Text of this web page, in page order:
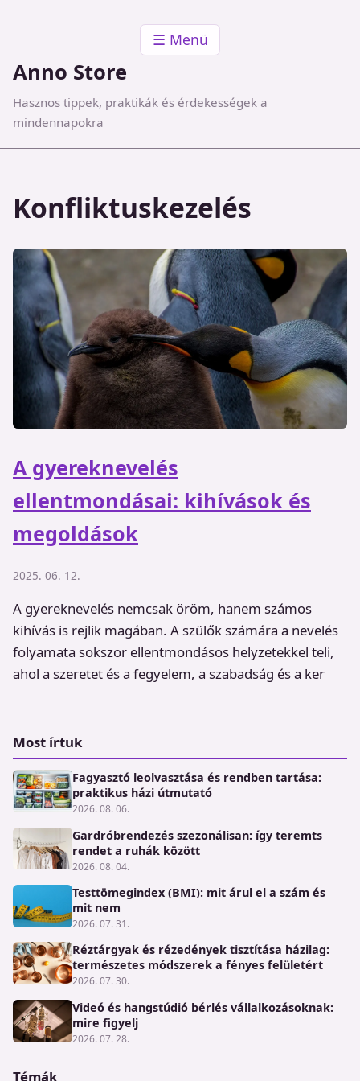
☰ Menü
Anno Store
Hasznos tippek, praktikák és érdekességek a
mindennapokra
Konfliktuskezelés
A gyereknevelés
ellentmondásai: kihívások és
megoldások
2025. 06. 12.
A gyereknevelés nemcsak öröm, hanem számos
kihívás is rejlik magában. A szülők számára a nevelés
folyamata sokszor ellentmondásos helyzetekkel teli,
ahol a szeretet és a fegyelem, a szabadság és a ker
Most írtuk
Fagyasztó leolvasztása és rendben tartása:
praktikus házi útmutató
2026. 08. 06.
Gardróbrendezés szezonálisan: így teremts
rendet a ruhák között
2026. 08. 04.
Testtömegindex (BMI): mit árul el a szám és
mit nem
2026. 07. 31.
Réztárgyak és rézedények tisztítása házilag:
természetes módszerek a fényes felületért
2026. 07. 30.
Videó és hangstúdió bérlés vállalkozásoknak:
mire figyelj
2026. 07. 28.
Témák